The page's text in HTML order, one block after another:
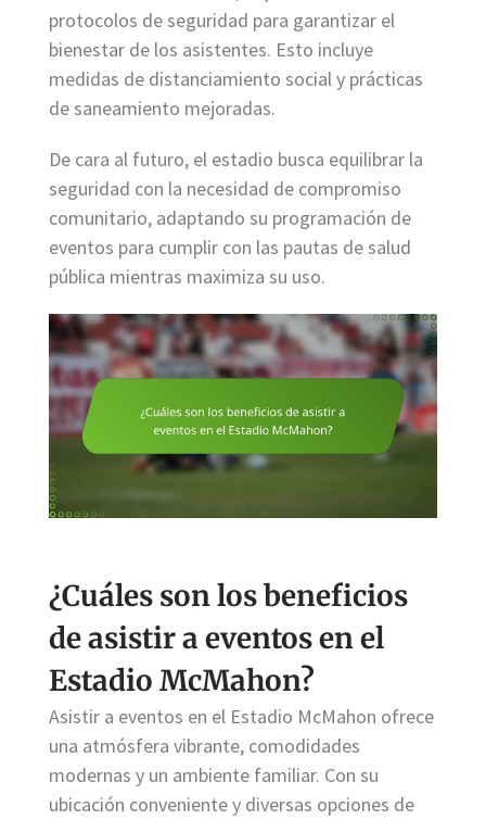
protocolos de seguridad para garantizar el
bienestar de los asistentes. Esto incluye
medidas de distanciamiento social y prácticas
de saneamiento mejoradas.
De cara al futuro, el estadio busca equilibrar la
seguridad con la necesidad de compromiso
comunitario, adaptando su programación de
eventos para cumplir con las pautas de salud
pública mientras maximiza su uso.
¿Cuáles son los beneficios
de asistir a eventos en el
Estadio McMahon?
Asistir a eventos en el Estadio McMahon ofrece
una atmósfera vibrante, comodidades
modernas y un ambiente familiar. Con su
ubicación conveniente y diversas opciones de